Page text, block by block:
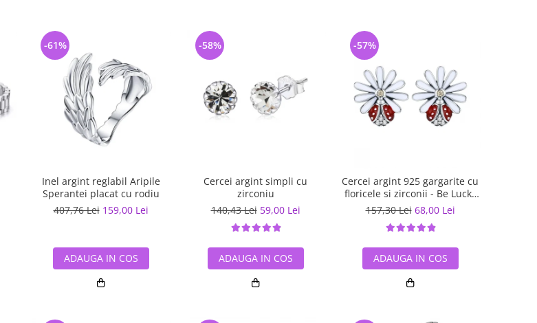
Inel argint reglabil Aripile
Sperantei placat cu rodiu
407,76 Lei 159,00 Lei
-61%
ADAUGA IN COS
Cercei argint simpli cu
zirconiu
140,43 Lei 59,00 Lei
-58%
ADAUGA IN COS
Cercei argint 925 gargarite cu
floricele si zirconii - Be Lucky
EST0022
157,30 Lei 68,00 Lei
-57%
ADAUGA IN COS